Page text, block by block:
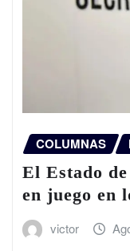
COLUMNAS
El Estado
en juego en
victor